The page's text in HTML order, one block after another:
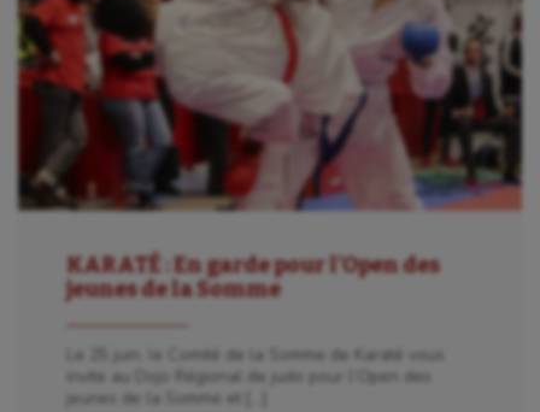
KARATÉ : En garde pour l’Open des
jeunes de la Somme
Le 25 juin, le Comité de la Somme de Karaté vous
invite au Dojo Régional de judo pour l’Open des
jeunes de la Somme et […]